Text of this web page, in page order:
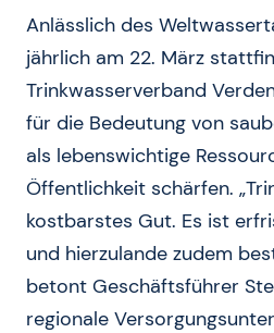
Anlässlich des
jährlich am 22. März
Trinkwasserverband
für die Bedeutung von
als lebenswichtige
Öffentlichkeit schärfen.
kostbarstes Gut. Es ist
und hierzulande zudem
betont Geschäftsführer
regionale